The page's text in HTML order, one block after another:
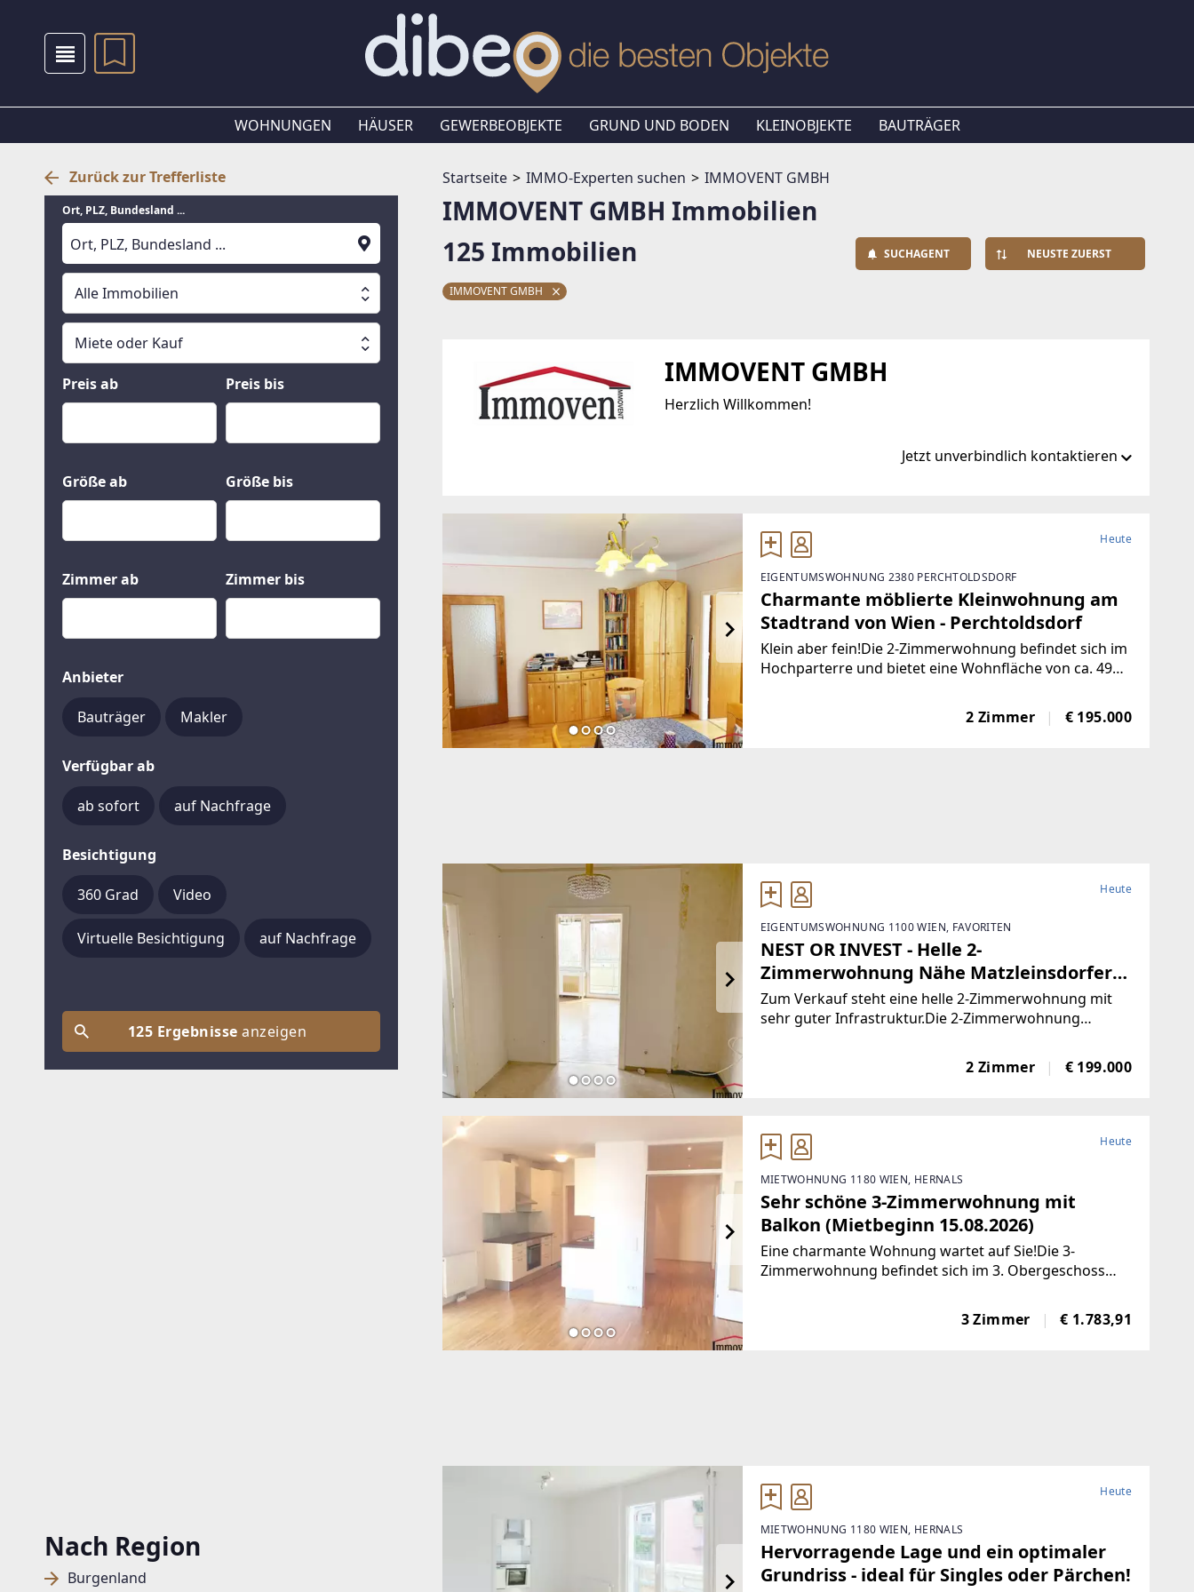
WOHNUNGEN HÄUSER GEWERBEOBJEKTE GRUND UND BODEN KLEINOBJEKTE BAUTRÄGER
Zurück zur Trefferliste
Ort, PLZ, Bundesland ...
Suche läuft
Alle Immobilien
Alle Immobilien
Häuser
Grund und Boden
Miete oder Kauf
Miete oder Kauf
Kauf
Preis ab Preis bis
Größe ab Größe bis
Zimmer ab Zimmer bis
Anbieter
Bauträger Makler
Verfügbar ab
ab sofort auf Nachfrage
Besichtigung
360 Grad Video
Virtuelle Besichtigung auf Nachfrage
125 Ergebnisseanzeigen
Nach Region
Burgenland
Startseite IMMO-Experten suchen IMMOVENT GMBH
IMMOVENT GMBH Immobilien
125 Immobilien
SUCHAGENT NEUSTE ZUERST
IMMOVENT GMBH
IMMOVENT GMBH
Herzlich Willkommen!
Jetzt unverbindlich kontaktieren
8010 Graz, 10.Bez.:Ries
http://www.immovent.at
EMAIL
office@immovent.at
Heute
EIGENTUMSWOHNUNG 2380 PERCHTOLDSDORF
Charmante möblierte Kleinwohnung am
Stadtrand von Wien - Perchtoldsdorf
Klein aber fein!Die 2-Zimmerwohnung befindet sich im
Hochparterre und bietet eine Wohnfläche von ca. 49
Küche+ Bad mit Dusche und Fenster+ Separate
2 Zimmer € 195.000
Heute
EIGENTUMSWOHNUNG 1100 WIEN, FAVORITEN
NEST OR INVEST - Helle 2-
Zimmerwohnung Nähe Matzleinsdorfer
Platz (in Zukunft mit U-bahn U5 Station)
Zum Verkauf steht eine helle 2-Zimmerwohnung mit
sehr guter Infrastruktur.Die 2-Zimmerwohnung
bietet eine Nutzfläche von ca. 55 m² und eine
Loggia.Raumaufteilung:+ Wohnraum mit Zugang
2 Zimmer € 199.000
Heute
MIETWOHNUNG 1180 WIEN, HERNALS
Sehr schöne 3-Zimmerwohnung mit
Balkon (Mietbeginn 15.08.2026)
Eine charmante Wohnung wartet auf Sie!Die 3-
Zimmerwohnung befindet sich im 3. Obergeschoss
und einen Balkon.Raumaufteilung:+ Wohnraum mit
angrenzender Küche+ 2 Zimmer+ Bad
3 Zimmer € 1.783,91
Heute
MIETWOHNUNG 1180 WIEN, HERNALS
Hervorragende Lage und ein optimaler
Grundriss - ideal für Singles oder Pärchen!